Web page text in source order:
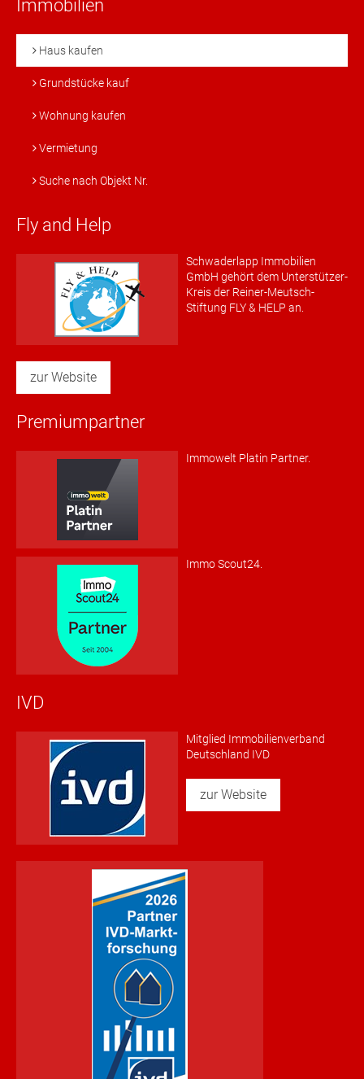
Immobilien
Haus kaufen
Grundstücke kauf
Wohnung kaufen
Vermietung
Suche nach Objekt Nr.
Fly and Help
Schwaderlapp Immobilien
GmbH gehört dem Unterstützer-
Kreis der Reiner-Meutsch-
Stiftung FLY & HELP an.
zur Website
Premiumpartner
Immowelt Platin Partner.
Immo Scout24.
IVD
Mitglied Immobilienverband
Deutschland IVD
zur Website